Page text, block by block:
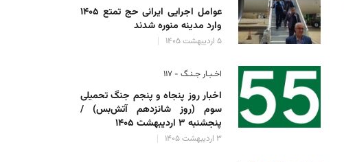
عوامل اجرایی ایرانی حج تمتع ۱۴۰۵
وارد مدینه منوره ‌شدند
۵ اردیبهشت ۱۴۰۵
اخـبـار جـنـگ - ۱۱۷
اخبار روز پنجاه و پنجم جنگ تحمیلی
سوم (روز شانزدهم آتش‌بس) /
پنجشنبه ۳ اردیبهشت ۱۴۰۵
۳ اردیبهشت ۱۴۰۵